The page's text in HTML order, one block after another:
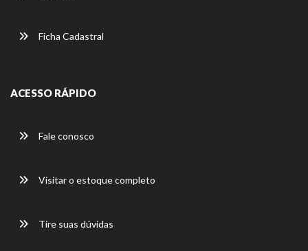
Ficha Cadastral
ACESSO RÁPIDO
Fale conosco
Visitar o estoque completo
Tire suas dúvidas